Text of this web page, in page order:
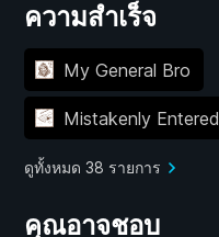
ความสำเร็จ
My General Bro
Mistakenly Entered
ดูทั้งหมด 38 รายการ
คุณอาจชอบ